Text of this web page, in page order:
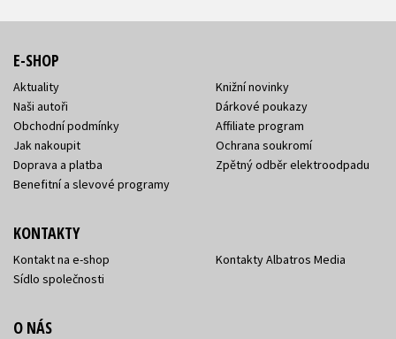
E-SHOP
Aktuality
Naši autoři
Obchodní podmínky
Jak nakoupit
Doprava a platba
Benefitní a slevové programy
Knižní novinky
Dárkové poukazy
Affiliate program
Ochrana soukromí
Zpětný odběr elektroodpadu
KONTAKTY
Kontakt na e-shop
Sídlo společnosti
Kontakty Albatros Media
O NÁS